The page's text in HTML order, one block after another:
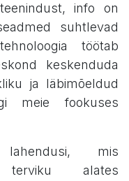
info on
suhtlevad
töötab
keskenduda
ja läbimõeldud
meie fookuses
lahendusi, mis
terviku alates